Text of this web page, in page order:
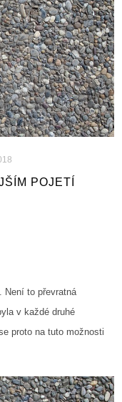
POJETÍ
Není to převratná
v každé druhé
proto na tuto možnosti